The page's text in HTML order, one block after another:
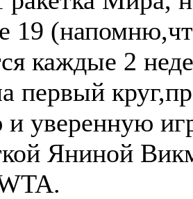
19
каждые 2
первый
уверенную
Яниной